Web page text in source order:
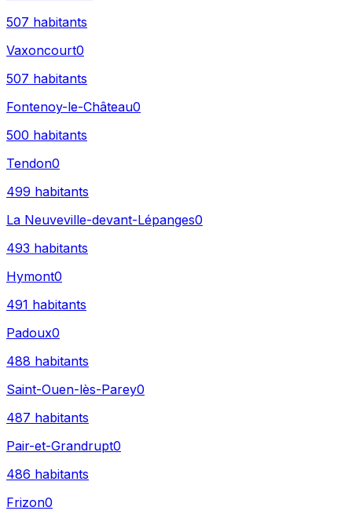
507 habitants
Vaxoncourt0
507 habitants
Fontenoy-le-Château0
500 habitants
Tendon0
499 habitants
La Neuveville-devant-Lépanges0
493 habitants
Hymont0
491 habitants
Padoux0
488 habitants
Saint-Ouen-lès-Parey0
487 habitants
Pair-et-Grandrupt0
486 habitants
Frizon0